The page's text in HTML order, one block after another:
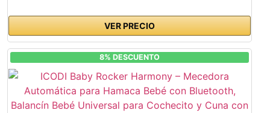
VER PRECIO
8% DESCUENTO